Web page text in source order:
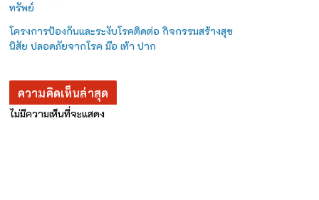
ทรัพย์
โครงการป้องกันและระงับโรคติดต่อ กิจกรรมสร้างสุข
นิสัย ปลอดภัยจากโรค มือ เท้า ปาก
ความคิดเห็นล่าสุด
ไม่มีความเห็นที่จะแสดง